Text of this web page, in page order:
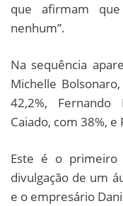
que afirmam
nenhum”.
Na sequência
Michelle
42,2%, Fernando
Caiado, com 38%, e
Este é o primeiro
divulgação de um
e o empresário